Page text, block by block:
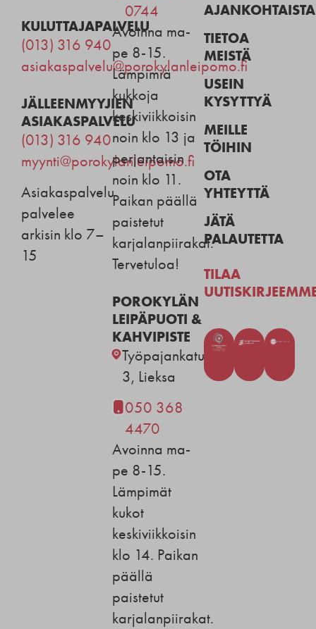
KULUTTAJAPALVELU
(013) 316 940
asiakaspalvelu@porokylanleipomo.fi
JÄLLEENMYYJIEN
ASIAKASPALVELU
(013) 316 940
myynti@porokylanleipomo.fi
Asiakaspalvelu
palvelee
arkisin klo 7–
15
0744
Avoinna ma-
pe 8-15.
Lämpimiä
kukkoja
keskiviikkoisin
noin klo 13 ja
perjantaisin
noin klo 11.
Paikan päällä
paistetut
karjalanpiirakat.
Tervetuloa!
POROKYLÄN
LEIPÄPUOTI &
KAHVIPISTE
Työpajankatu
3, Lieksa
050 368
4470
Avoinna ma-
pe 8-15.
Lämpimät
kukot
keskiviikkoisin
klo 14. Paikan
päällä
paistetut
karjalanpiirakat.
AJANKOHTAISTA
TIETOA
MEISTÄ
USEIN
KYSYTTYÄ
MEILLE
TÖIHIN
OTA
YHTEYTTÄ
JÄTÄ
PALAUTETTA
TILAA